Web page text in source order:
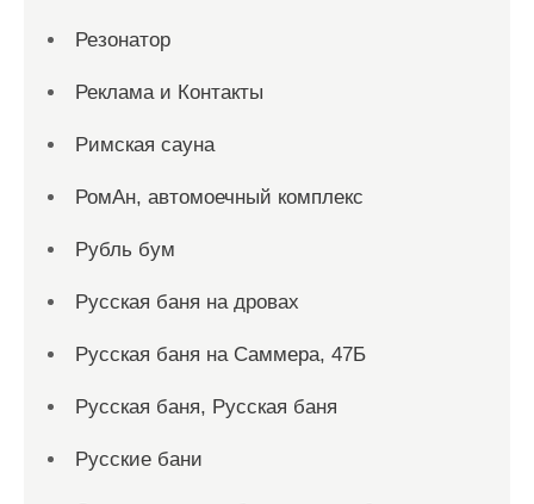
Резонатор
Реклама и Контакты
Римская сауна
РомАн, автомоечный комплекс
Рубль бум
Русская баня на дровах
Русская баня на Саммера, 47Б
Русская баня, Русская баня
Русские бани